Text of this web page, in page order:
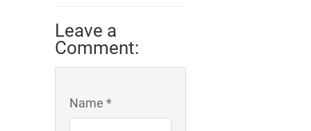
Leave a
Comment:
Name *